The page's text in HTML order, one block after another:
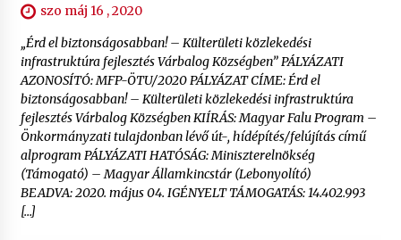
szo máj 16 , 2020
„Érd el biztonságosabban! – Külterületi közlekedési
infrastruktúra fejlesztés Várbalog Községben” PÁLYÁZATI
AZONOSÍTÓ: MFP-ÖTU/2020 PÁLYÁZAT CÍME: Érd el
biztonságosabban! – Külterületi közlekedési infrastruktúra
fejlesztés Várbalog Községben KIÍRÁS: Magyar Falu Program –
Önkormányzati tulajdonban lévő út-, hídépítés/felújítás című
alprogram PÁLYÁZATI HATÓSÁG: Miniszterelnökség
(Támogató) – Magyar Államkincstár (Lebonyolító)
BEADVA: 2020. május 04. IGÉNYELT TÁMOGATÁS: 14.402.993
[…]